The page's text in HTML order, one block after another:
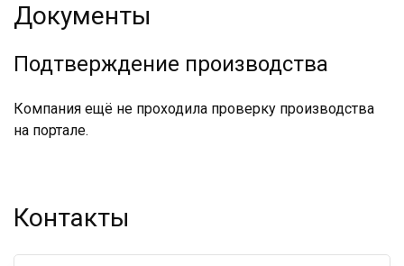
Документы
Подтверждение производства
Компания ещё не проходила проверку производства
на портале.
Контакты